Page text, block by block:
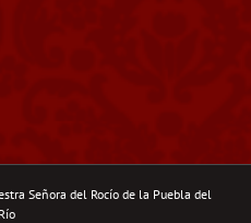
Señora del Rocío de la Puebla del
Río